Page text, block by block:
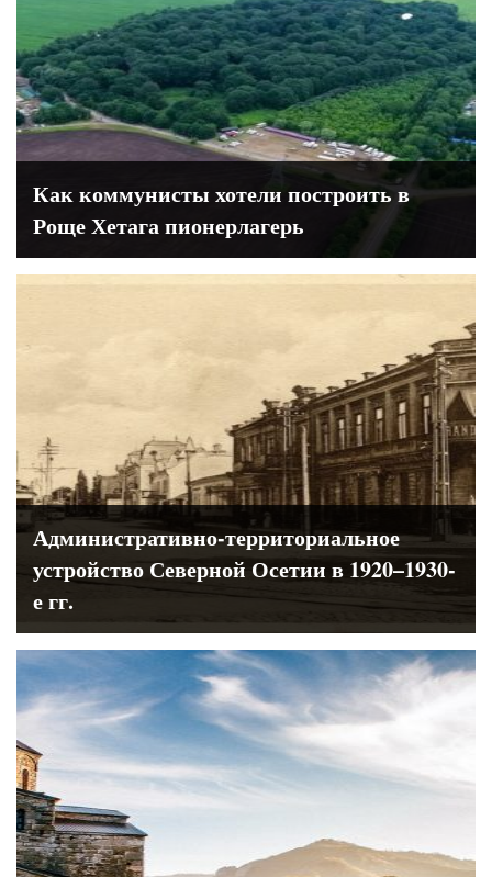
Как коммунисты хотели построить в
Роще Хетага пионерлагерь
Административно-территориальное
устройство Северной Осетии в 1920–1930-
е гг.